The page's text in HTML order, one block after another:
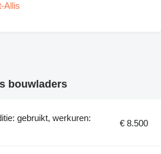
Allis
bouwladers
gebruikt, werkuren:
€ 8.500